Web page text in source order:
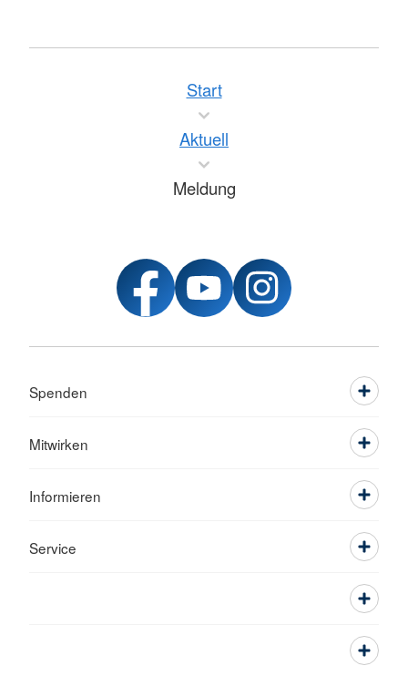
Start
Aktuell
Meldung
Spenden
Mitwirken
Informieren
Service